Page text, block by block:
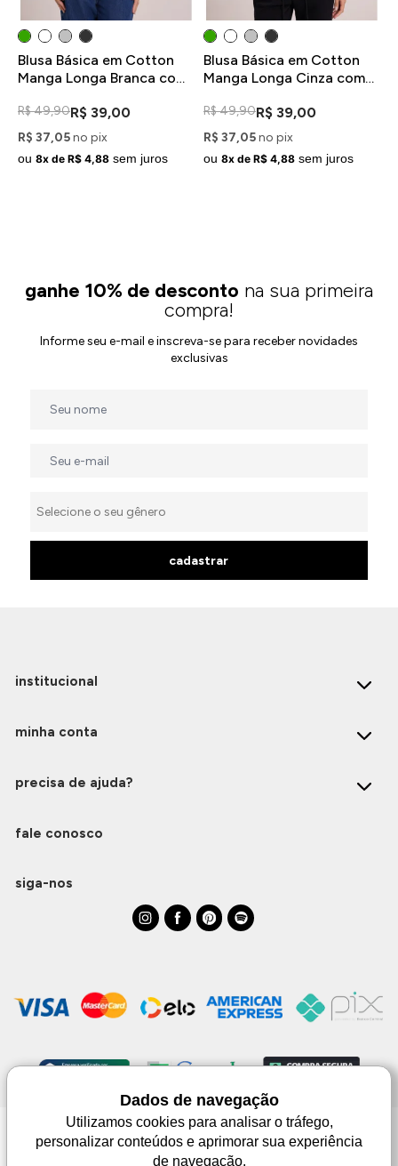
Blusa Básica em Cotton
Manga Longa Branca com
R$ 49,90R$ 39,00
R$ 37,05no pix
ou 8x de R$ 4,88 sem juros
Blusa Básica em Cotton
Manga Longa Cinza com
R$ 49,90R$ 39,00
R$ 37,05no pix
ou 8x de R$ 4,88 sem juros
ganhe 10% de desconto na sua primeira
compra!
Informe seu e-mail e inscreva-se para receber novidades
exclusivas
cadastrar
institucional
minha conta
precisa de ajuda?
fale conosco
siga-nos
Monjuá | CNPJ 98.102.650/0083-99 | Av. Júlio de Castilhos, 1553 - 02 - Três
Passos | © Todos os direitos reservados
Dados de navegação
Utilizamos cookies para analisar o tráfego,
personalizar conteúdos e aprimorar sua experiência
de navegação.